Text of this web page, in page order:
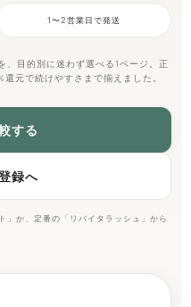
1〜2営業日で発送
、目的別に迷わず選べる1ページ。正
元で続けやすさまで揃えました。
する
録へ
」か、定番の「リバイタラッシュ」から